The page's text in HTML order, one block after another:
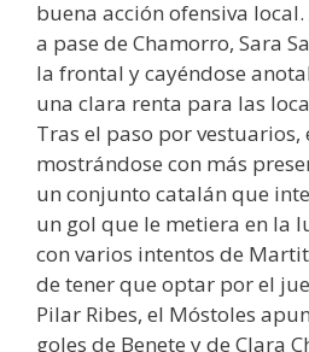
buena acción ofensiva
a pase de Chamorro, Sara
la frontal y cayéndose
una clara renta para las
Tras el paso por vestuarios,
mostrándose con más
un conjunto catalán que
un gol que le metiera en la
con varios intentos de
de tener que optar por el
Pilar Ribes, el Móstoles
goles de Benete y de Clara